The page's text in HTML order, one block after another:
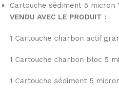
Cartouche sédiment 5 micron
VENDU AVEC LE PRODUIT :
1 Cartouche charbon actif
1 Cartouche charbon bloc 5
1 Cartouche sédiment 5